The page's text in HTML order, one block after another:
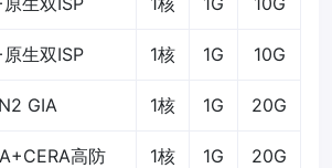
生双ISP 1核 1G 10G
GIA 1核 1G 20G
高防 1核 1G 20G